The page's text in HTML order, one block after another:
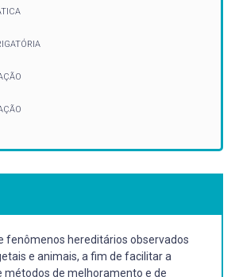
fenômenos hereditários observados
e animais, a fim de facilitar a
métodos de melhoramento e de